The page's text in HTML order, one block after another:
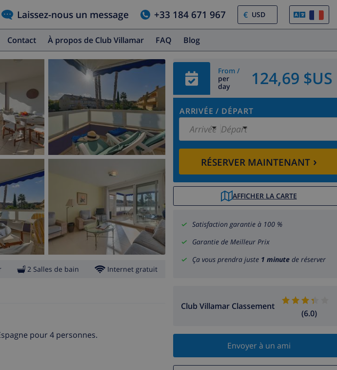
Laissez-nous un message +33 184 671 967 €
Contact À propos de Club Villamar FAQ Blog
From /
per
day
124,69 $US
ARRIVÉE / DÉPART
Arrivée Départ
RÉSERVER MAINTENANT›
AFFICHER LA CARTE
Satisfaction garantie à 100 %
Garantie de Meilleur Prix
Ça vous prendra juste 1 minute de réserver
Club Villamar Classement
(6.0)
Envoyer à un ami
2 Salles de bain Internet gratuit
pour 4 personnes.